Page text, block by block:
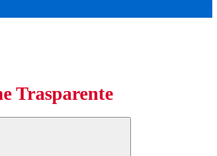
Trasparente